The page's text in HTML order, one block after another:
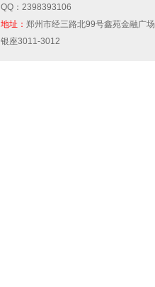
QQ： 2398393106
地址： 郑州市经三路北99号鑫苑金融广场
银座3011-3012